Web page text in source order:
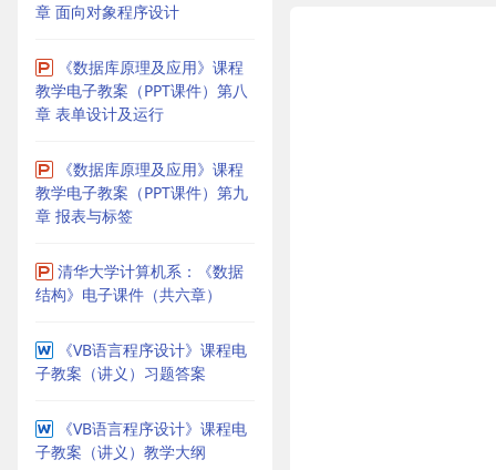
章 面向对象程序设计
《数据库原理及应用》课程
教学电子教案（PPT课件）第八
章 表单设计及运行
《数据库原理及应用》课程
教学电子教案（PPT课件）第九
章 报表与标签
清华大学计算机系：《数据
结构》电子课件（共六章）
《VB语言程序设计》课程电
子教案（讲义）习题答案
《VB语言程序设计》课程电
子教案（讲义）教学大纲